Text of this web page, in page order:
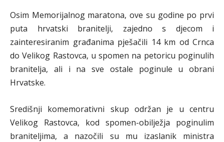
Osim Memorijalnog maratona, ove su godine po prvi
puta hrvatski branitelji, zajedno s djecom i
zainteresiranim građanima pješačili 14 km od Crnca
do Velikog Rastovca, u spomen na petoricu poginulih
branitelja, ali i na sve ostale poginule u obrani
Hrvatske.
Središnji komemorativni skup održan je u centru
Velikog Rastovca, kod spomen-obilježja poginulim
braniteljima, a nazočili su mu izaslanik ministra